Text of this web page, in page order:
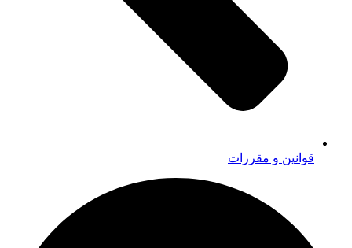
قوانین و مقررات